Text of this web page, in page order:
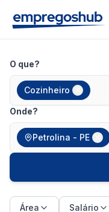
O que?
Cozinheiro
Onde?
Petrolina - PE
Área Salário